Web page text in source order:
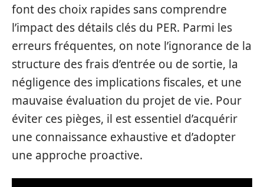
font des choix rapides sans comprendre
l’impact des détails clés du PER. Parmi les
erreurs fréquentes, on note l’ignorance de la
structure des frais d’entrée ou de sortie, la
négligence des implications fiscales, et une
mauvaise évaluation du projet de vie. Pour
éviter ces pièges, il est essentiel d’acquérir
une connaissance exhaustive et d’adopter
une approche proactive.